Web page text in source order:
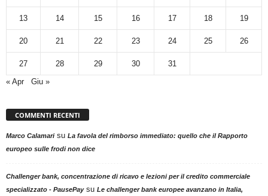
13 14 15 16 17 18 19
20 21 22 23 24 25 26
27 28 29 30
31
« Apr
Giu »
COMMENTI RECENTI
Marco Calamarisu La favola del rimborso immediato: quello che il Rapporto
europeo sulle frodi non dice
Challenger bank, concentrazione di ricavo e lezioni per il credito commerciale
specializzato - PausePaysu Le challenger bank europee avanzano in Italia,